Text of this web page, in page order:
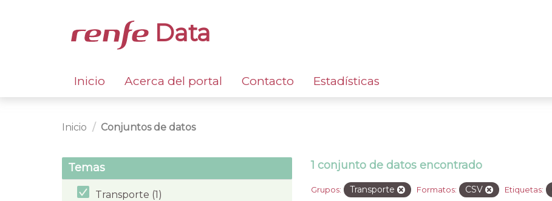
Data
Inicio Acerca del portal Contacto Estadísticas
Inicio Conjuntos de datos
Temas
Transporte (1)
1 conjunto de datos encontrado
Grupos: Transporte Formatos: CSV Etiquetas: